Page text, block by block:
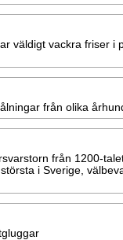
väldigt vackra friser i
från olika
från 1200-
i Sverige,